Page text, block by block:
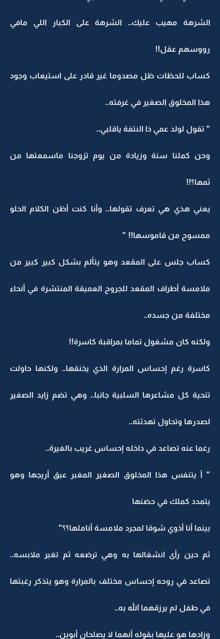
الشرهة مهيب عليك.. الشرهة على الكبار اللي مافي
رووسهم عقل!!
كساب للحظات ظل مصدوما غير قادر على استيعاب وجود
هذا المخلوق الصغير في غرفته..
" تقول لولد عمي ذا النتفة ياقلبي..
وحن كملنا سنة وزيادة من يوم تزوجنا ماسمعتها من
ثمها؟!!
يعني هذي هي تعرف تقولها.. وأنا كنت أظن الكلام الحلو
ممسوح من قاموسها!! "
كساب جلس على المقعد وهو يتألم بشكل كبير كبير من
ملامسة أطراف المقعد للجروح العميقة المنتشرة في أنحاء
مختلفة من جسده..
ولكنه كان مشغول تماما بمراقبة كاسرة!!
كاسرة رغم إحساس المرارة الذي يخنقها.. ولكنها حاولت
تنحية كل مشاعرها السلبية جانبا.. وهي تضم زايد الصغير
لصدرها وتحاول تهدئته..
رغما عنه تصاعد في داخله إحساس غريب بالغيرة..
" أ يتنفس هذا المخلوق الصغير المغبر عبق أريجها وهو
يتمدد كملك في حضنها
بينما أنا أذوي شوقا لمجرد ملامسة أناملها؟؟"
ثم حين رأى انشغالها به وهي ترضعه ثم تغير ملابسه..
تصاعد في روحه إحساس مختلف بالمرارة وهو يتذكر رغبتها
في طفل لم يرزقهما الله به..
وزادها هو عليها بقوله أنهما لا يصلحان أبوين..